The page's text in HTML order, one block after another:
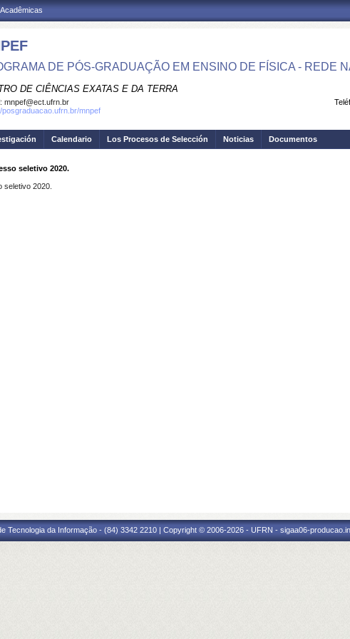
DE PÓS-GRADUAÇÃO EM ENSINO DE FÍSICA - REDE
DE CIÊNCIAS EXATAS E DA TERRA
mnpef@ect.ufrn.br
posgraduacao.ufrn.br/mnpef
Calendario Los Procesos de Selección Noticias Documentos
seletivo 2020.
2020.
Tecnologia da Informação - (84) 3342 2210 | Copyright © 2006-2026 - UFRN - sigaa06-